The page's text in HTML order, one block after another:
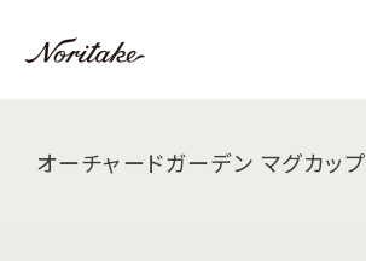
オーチャードガーデン マグカップ